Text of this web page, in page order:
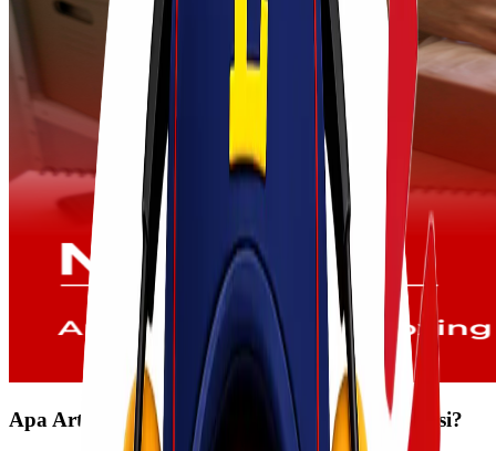
Apa Arti Istilah Unboxing Dalam Jasa Ekspedisi?